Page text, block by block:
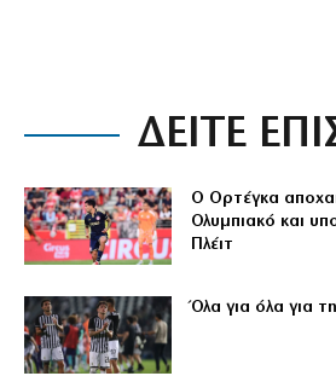
ΔΕΙΤΕ
Ο Ορτέγκα
Ολυμπιακό και
Πλέιτ
Όλα για όλα για